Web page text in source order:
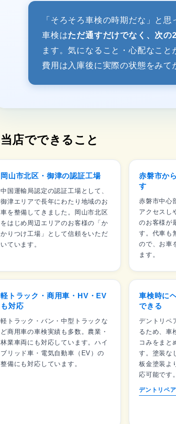
「そろそろ車検の時期だな」と
車検はただ通すだけでなく、次
ます。気になること・心配なこと
費用は入庫後に実際の状態をみて
当店でできること
岡山市北区・御津の認証工場
中国運輸局認定の認証工場として、
御津エリアで長年にわたり地域のお
車を整備してきました。岡山市北区
をはじめ周辺エリアのお客様の「か
かりつけ工場」として信頼をいただ
いています。
赤磐市か
す
赤磐市中心
アクセスし
のお客様が
す。代車も
ので、お車
ます。
軽トラック・商用車・HV・EV
も対応
軽トラック・バン・中型トラックな
ど商用車の車検実績も多数。農業・
林業車両にも対応しています。ハイ
ブリッド車・電気自動車（EV）の
整備にも対応しています。
車検時に
できる
デントリペ
るため、車
コみをまと
す。塗装な
板金塗装よ
応可能です。
デントリペ